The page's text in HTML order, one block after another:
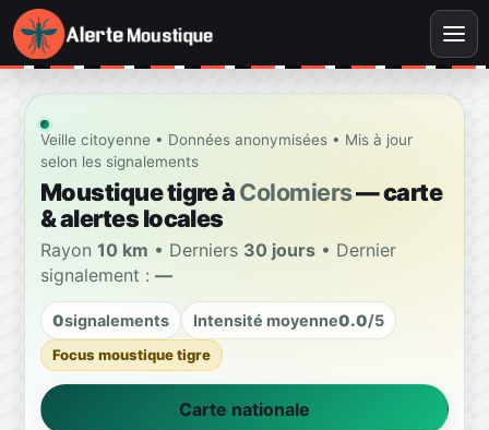
Veille citoyenne • Données anonymisées • Mis à jour
selon les signalements
Moustique tigre àColomiers— carte
& alertes locales
Rayon 10 km • Derniers 30 jours • Dernier
signalement : —
0signalements Intensité moyenne0.0/5
Focus moustique tigre
Carte nationale